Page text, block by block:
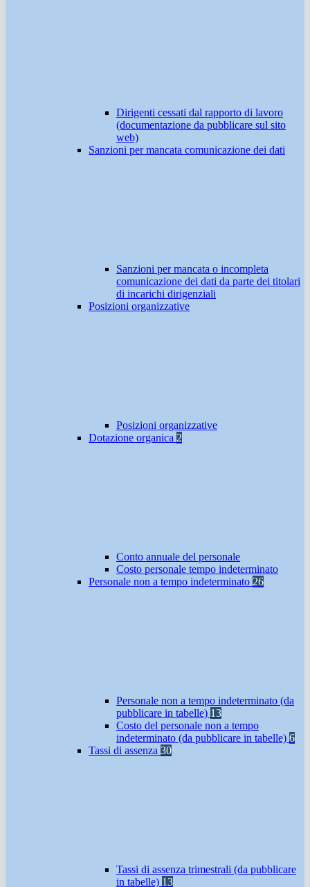
Dirigenti cessati dal rapporto di lavoro
(documentazione da pubblicare sul sito
web)
Sanzioni per mancata comunicazione dei dati
Sanzioni per mancata o incompleta
comunicazione dei dati da parte dei titolari
di incarichi dirigenziali
Posizioni organizzative
Posizioni organizzative
Dotazione organica 2
Conto annuale del personale
Costo personale tempo indeterminato
Personale non a tempo indeterminato 26
Personale non a tempo indeterminato (da
pubblicare in tabelle) 13
Costo del personale non a tempo
indeterminato (da pubblicare in tabelle) 6
Tassi di assenza 30
Tassi di assenza trimestrali (da pubblicare
in tabelle) 13